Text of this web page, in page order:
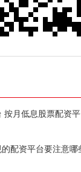
按月低息股票配资
配资平台要注意哪